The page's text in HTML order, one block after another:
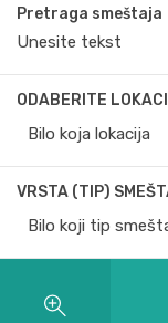
Pretraga smeštaja
ODABERITE
Bilo koja lokacija
VRSTA (TIP)
Bilo koji tip